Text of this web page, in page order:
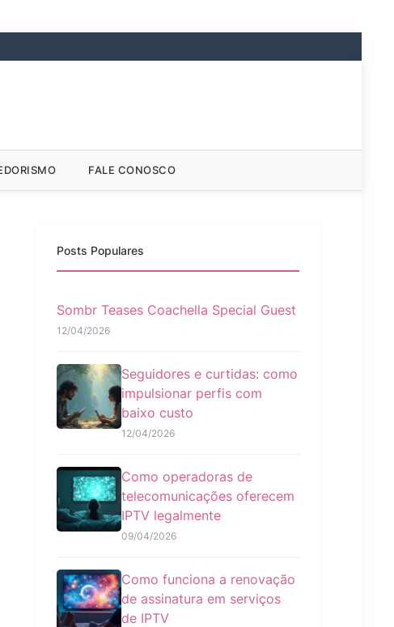
FALE CONOSCO
Posts Populares
Sombr Teases Coachella Special Guest
12/04/2026
Seguidores e curtidas: como
impulsionar perfis com
baixo custo
12/04/2026
Como operadoras de
telecomunicações oferecem
IPTV legalmente
09/04/2026
Como funciona a renovação
de assinatura em serviços
de IPTV